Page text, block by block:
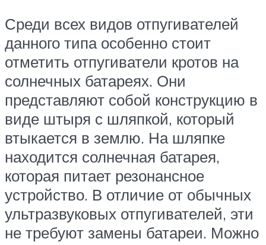
Среди всех видов отпугивателей
данного типа особенно стоит
отметить отпугиватели кротов на
солнечных батареях. Они
представляют собой конструкцию в
виде штыря с шляпкой, который
втыкается в землю. На шляпке
находится солнечная батарея,
которая питает резонансное
устройство. В отличие от обычных
ультразвуковых отпугивателей, эти
не требуют замены батареи. Можно